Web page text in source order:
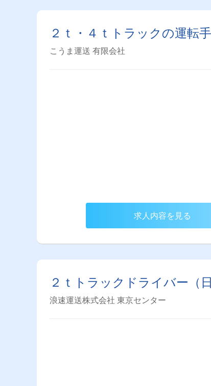
２ｔ・４ｔトラックの運転
こうま運送 有限会社
求人内容を見る
２ｔトラックドライバー（
浪速運送株式会社 東京センター